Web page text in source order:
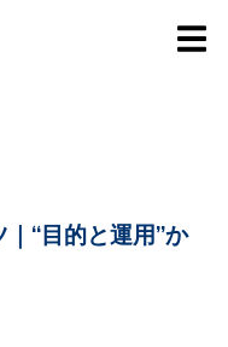
“目的と運用”か